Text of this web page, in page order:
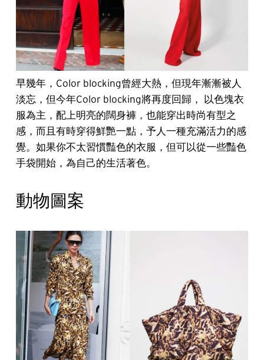
早幾年，Color blocking曾經大熱，但現年漸漸被人
淡忘，但今年Color blocking將再度回歸， 以色塊衣
服為主，配上明亮的闊身褲，也能穿出時尚有型之
感，而且有時穿得鮮艷一點，予人一種充滿活力的感
覺。如果你不太習慣豔色的衣服，但可以從一些豔色
手袋開始，為自己的生活著色。
動物圖案